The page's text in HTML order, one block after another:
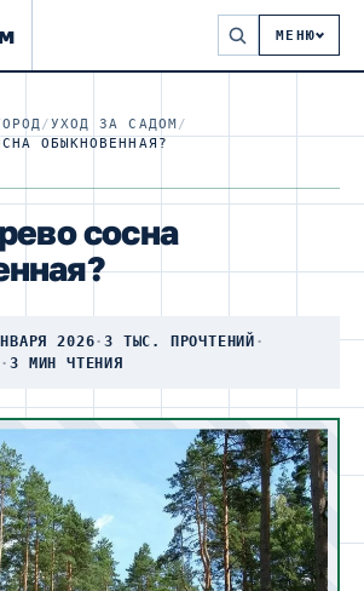
МЕНЮ
/УХОД ЗА САДОМ /
ОБЫКНОВЕННАЯ?
сосна
2026·3 ТЫС. ПРОЧТЕНИЙ ·
·3 МИН ЧТЕНИЯ